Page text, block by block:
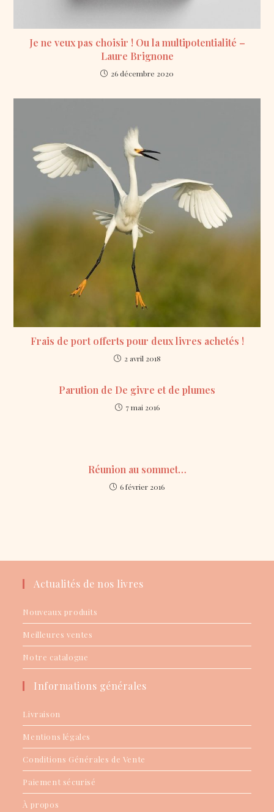
Je ne veux pas choisir ! Ou la multipotentialité –
Laure Brignone
26 décembre 2020
Frais de port offerts pour deux livres achetés !
2 avril 2018
Parution de De givre et de plumes
7 mai 2016
Réunion au sommet…
6 février 2016
Actualités de nos livres
Nouveaux produits
Meilleures ventes
Notre catalogue
Informations générales
Livraison
Mentions légales
Conditions Générales de Vente
Paiement sécurisé
À propos